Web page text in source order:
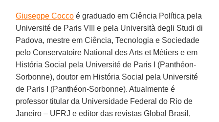
Giuseppe Cocco é graduado em Ciência Política pela
Université de Paris VIII e pela Università degli Studi di
Padova, mestre em Ciência, Tecnologia e Sociedade
pelo Conservatoire National des Arts et Métiers e em
História Social pela Université de Paris I (Panthéon-
Sorbonne), doutor em História Social pela Université
de Paris I (Panthéon-Sorbonne). Atualmente é
professor titular da Universidade Federal do Rio de
Janeiro – UFRJ e editor das revistas Global Brasil,